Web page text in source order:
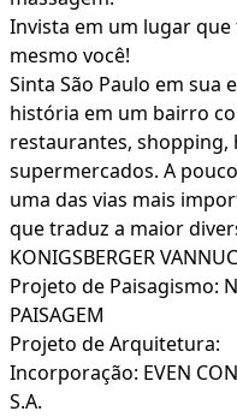
Invista em um lugar
mesmo você!
Sinta São Paulo em sua
história em um bairro
restaurantes, shopping,
supermercados. A
uma das vias mais
que traduz a maior
KONIGSBERGER
Projeto de Paisagismo:
PAISAGEM
Projeto de Arquitetura:
Incorporação: EVEN
S.A.